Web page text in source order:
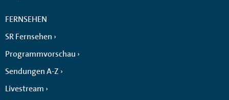
FERNSEHEN
SR Fernsehen
Programmvorschau
Sendungen A-Z
Livestream